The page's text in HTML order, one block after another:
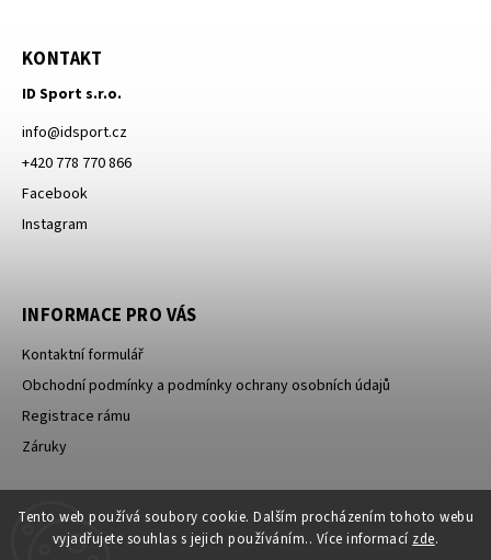
Tento web používá soubory cookie. Dalším procházením tohoto webu
vyjadřujete souhlas s jejich používáním.. Více informací zde.
KONTAKT
ID Sport s.r.o.
info@idsport.cz
+420 778 770 866
Facebook
Instagram
INFORMACE PRO VÁS
Kontaktní formulář
Obchodní podmínky a podmínky ochrany osobních údajů
Registrace rámu
Záruky
ID Sport s.r.o. PowerBar